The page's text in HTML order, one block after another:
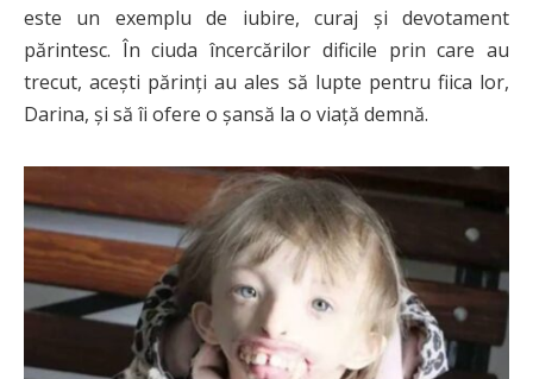
este un exemplu de iubire, curaj și devotament
părintesc. În ciuda încercărilor dificile prin care au
trecut, acești părinți au ales să lupte pentru fiica lor,
Darina, și să îi ofere o șansă la o viață demnă.